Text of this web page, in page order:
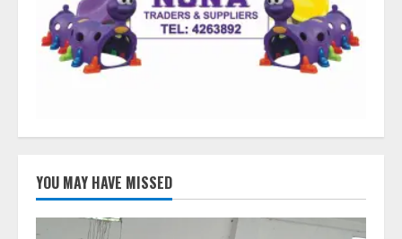
YOU MAY HAVE MISSED